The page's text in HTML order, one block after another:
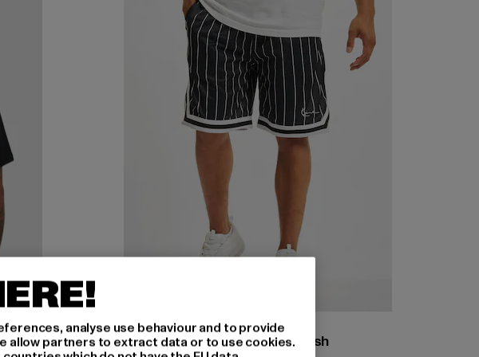
KARL KANI
Small Signature Pinstripe Mesh
analyse use behaviour and to provide
allow partners to extract data or to use cookies.